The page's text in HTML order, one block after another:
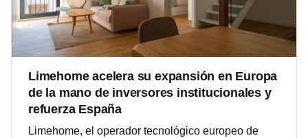
Limehome acelera su expansión en Europa
de la mano de inversores institucionales y
refuerza España
Limehome, el operador tecnológico europeo de